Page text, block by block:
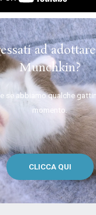
ad
Munchkin?
se abbiamo qualche
momento.
CLICCA QUI